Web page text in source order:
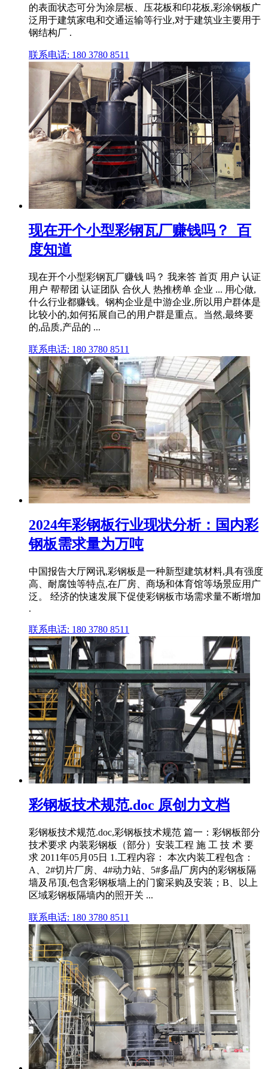
的表面状态可分为涂层板、压花板和印花板,彩涂钢板广
泛用于建筑家电和交通运输等行业,对于建筑业主要用于
钢结构厂 .
联系电话: 180 3780 8511
现在开个小型彩钢瓦厂赚钱吗？_百
度知道
现在开个小型彩钢瓦厂赚钱 吗？ 我来答 首页 用户 认证
用户 帮帮团 认证团队 合伙人 热推榜单 企业 ... 用心做,
什么行业都赚钱。钢构企业是中游企业,所以用户群体是
比较小的,如何拓展自己的用户群是重点。当然,最终要
的,品质,产品的 ...
联系电话: 180 3780 8511
2024年彩钢板行业现状分析：国内彩
钢板需求量为万吨
中国报告大厅网讯,彩钢板是一种新型建筑材料,具有强度
高、耐腐蚀等特点,在厂房、商场和体育馆等场景应用广
泛。 经济的快速发展下促使彩钢板市场需求量不断增加
.
联系电话: 180 3780 8511
彩钢板技术规范.doc 原创力文档
彩钢板技术规范.doc,彩钢板技术规范 篇一：彩钢板部分
技术要求 内装彩钢板（部分）安装工程 施 工 技 术 要
求 2011年05月05日 1.工程内容： 本次内装工程包含：
A、2#切片厂房、4#动力站、5#多晶厂房内的彩钢板隔
墙及吊顶,包含彩钢板墙上的门窗采购及安装；B、以上
区域彩钢板隔墙内的照开关 ...
联系电话: 180 3780 8511